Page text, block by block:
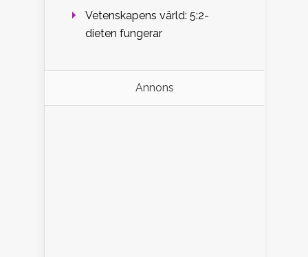
Vetenskapens värld: 5:2-
dieten fungerar
Annons